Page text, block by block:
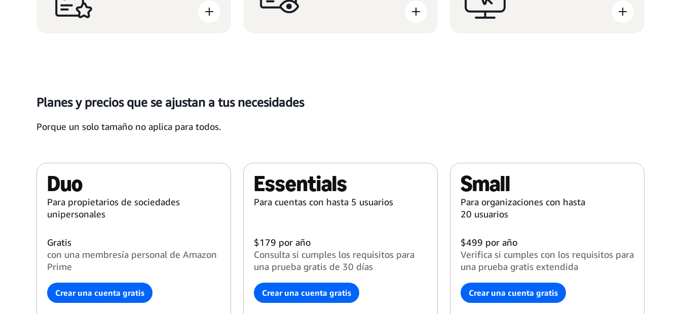
Obtén más información
Planes y precios que se ajustan a tus necesidades
Porque un solo tamaño no aplica para todos.
Duo
Para propietarios de sociedades
unipersonales
Gratis
con una membresía personal de Amazon
Prime
Crear una cuenta gratis
Essentials
Para cuentas con hasta 5 usuarios
$179 por año
Consulta si cumples los requisitos para
una prueba gratis de 30 días
Crear una cuenta gratis
Small
Para organizaciones con hasta
20 usuarios
$499 por año
Verifica si cumples con los requisitos para
una prueba gratis extendida
Crear una cuenta gratis